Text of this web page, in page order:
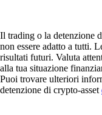
Il trading o la detenzione
non essere adatto a tutti.
risultati futuri. Valuta
alla tua situazione
Puoi trovare ulteriori
detenzione di crypto-asset